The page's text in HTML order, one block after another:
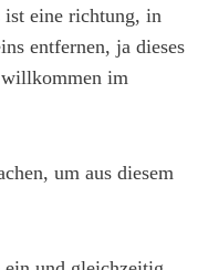
ist eine richtung, in
entfernen, ja dieses
im
um aus diesem